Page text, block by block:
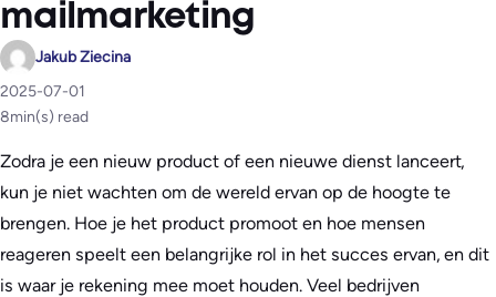
mailmarketing
Jakub Ziecina
2025-07-01
8min(s) read
Zodra je een nieuw product of een nieuwe dienst lanceert,
kun je niet wachten om de wereld ervan op de hoogte te
brengen. Hoe je het product promoot en hoe mensen
reageren speelt een belangrijke rol in het succes ervan, en dit
is waar je rekening mee moet houden. Veel bedrijven